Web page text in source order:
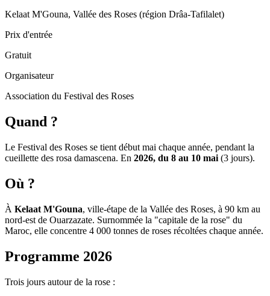
Kelaat M'Gouna, Vallée des Roses (région Drâa-Tafilalet)
Prix d'entrée
Gratuit
Organisateur
Association du Festival des Roses
Quand ?
Le Festival des Roses se tient début mai chaque année, pendant la
cueillette des rosa damascena. En 2026, du 8 au 10 mai (3 jours).
Où ?
À Kelaat M'Gouna, ville-étape de la Vallée des Roses, à 90 km au
nord-est de Ouarzazate. Surnommée la "capitale de la rose" du
Maroc, elle concentre 4 000 tonnes de roses récoltées chaque année.
Programme 2026
Trois jours autour de la rose :